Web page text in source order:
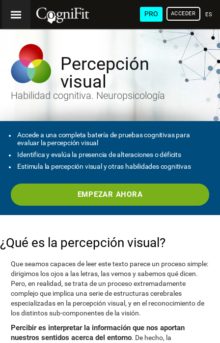
PRO ACCEDER
Percepción
visual
Habilidad cognitiva. Neuropsicología
Accede a una completa batería de pruebas cognitivas para
evaluar la percepción visual
Identifica y evalúa la presencia de alteraciones o déficits
Estimula la percepción visual y otras habilidades cognitivas
EMPEZAR AHORA
¿Qué es la percepción visual?
Que seamos capaces de leer este texto parece un proceso simple:
dirigimos los ojos a las letras, las vemos y sabemos qué dicen.
Pero, en realidad, se trata de un proceso extremadamente
complejo que implica una serie de estructuras cerebrales
especializadas en la percepción visual, y en el reconocimiento de
los distintos sub-componentes de la visión.
Percibir es interpretar la información que nos aportan
nuestros sentidos acerca del entorno. De hecho, la